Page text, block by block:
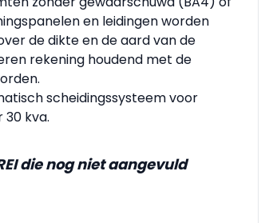
en leidingen worden
de dikte en de aard van de
rekening houdend met de
scheidingssysteem voor
kva.
die nog niet aangevuld